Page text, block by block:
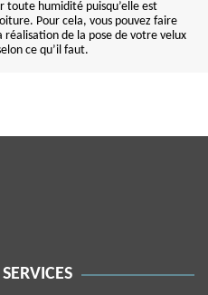
humidité puisqu’elle est
Pour cela, vous pouvez faire
de la pose de votre velux
ce qu’il faut.